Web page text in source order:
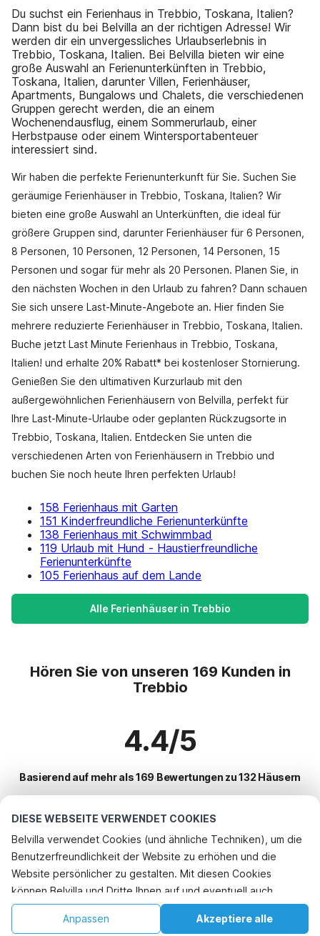
DIESE WEBSEITE VERWENDET COOKIES
Belvilla verwendet Cookies (und ähnliche Techniken), um die
Benutzerfreundlichkeit der Website zu erhöhen und die
Website persönlicher zu gestalten. Mit diesen Cookies
können Belvilla und Dritte Ihnen auf und eventuell auch
außerhalb unserer Website folgen, um Werbung Ihren
Interessen anzupassen und das Teilen von Informationen über
Akzeptiere alle
Anpassen
Du suchst ein Ferienhaus in Trebbio, Toskana, Italien?
Dann bist du bei Belvilla an der richtigen Adresse! Wir
werden dir ein unvergessliches Urlaubserlebnis in
Trebbio, Toskana, Italien. Bei Belvilla bieten wir eine
große Auswahl an Ferienunterkünften in Trebbio,
Toskana, Italien, darunter Villen, Ferienhäuser,
Apartments, Bungalows und Chalets, die verschiedenen
Gruppen gerecht werden, die an einem
Wochenendausflug, einem Sommerurlaub, einer
Herbstpause oder einem Wintersportabenteuer
interessiert sind.
Wir haben die perfekte Ferienunterkunft für Sie. Suchen Sie
geräumige Ferienhäuser in Trebbio, Toskana, Italien? Wir
bieten eine große Auswahl an Unterkünften, die ideal für
größere Gruppen sind, darunter Ferienhäuser für 6 Personen,
8 Personen, 10 Personen, 12 Personen, 14 Personen, 15
Personen und sogar für mehr als 20 Personen. Planen Sie, in
den nächsten Wochen in den Urlaub zu fahren? Dann schauen
Sie sich unsere Last-Minute-Angebote an. Hier finden Sie
mehrere reduzierte Ferienhäuser in Trebbio, Toskana, Italien.
Buche jetzt Last Minute Ferienhaus in Trebbio, Toskana,
Italien! und erhalte 20% Rabatt* bei kostenloser Stornierung.
Genießen Sie den ultimativen Kurzurlaub mit den
außergewöhnlichen Ferienhäusern von Belvilla, perfekt für
Ihre Last-Minute-Urlaube oder geplanten Rückzugsorte in
Trebbio, Toskana, Italien. Entdecken Sie unten die
verschiedenen Arten von Ferienhäusern in Trebbio und
buchen Sie noch heute Ihren perfekten Urlaub!
158 Ferienhaus mit Garten
151 Kinderfreundliche Ferienunterkünfte
138 Ferienhaus mit Schwimmbad
119 Urlaub mit Hund - Haustierfreundliche
Ferienunterkünfte
105 Ferienhaus auf dem Lande
Alle Ferienhäuser in Trebbio
Hören Sie von unseren 169 Kunden in
Trebbio
4.4/5
Basierend auf mehr als 169 Bewertungen zu 132 Häusern
Beliebteste Reiseziele für Urlaub
Top-Städte mit Top-Annehmlichkeiten für den Urlaub
Kinderfreundliche Ferienunterkünfte arezzo
Kinderfreundliche Ferienunterkünfte monte-san-savino
Kinderfreundliche Ferienunterkünfte ciggiano
Beliebte Ausstattungen für Urlaub in Trebbio
Ferienhaus mit Garten
Beliebte Städte für den Urlaub in Toskana
Startseite Wunschliste Buchungen Konto